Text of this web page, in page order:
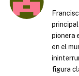
pionera
en el
figura